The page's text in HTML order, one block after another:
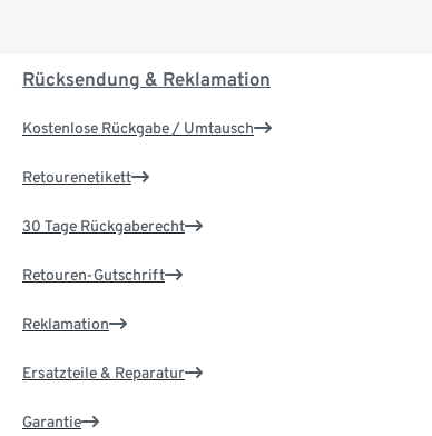
Rücksendung & Reklamation
Kostenlose Rückgabe / Umtausch
Retourenetikett
30 Tage Rückgaberecht
Retouren-Gutschrift
Reklamation
Ersatzteile & Reparatur
Garantie